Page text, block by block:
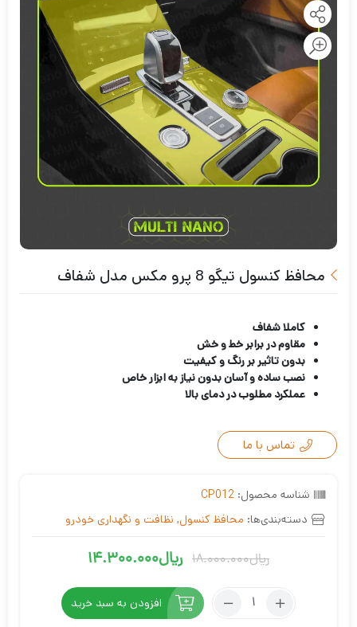
محافظ کنسول تیگو 8 پرو مکس مدل شفاف
کاملا شفاف
مقاوم در برابر خط و خش
بدون تاثیر بر رنگ و کیفیت
نصب ساده و آسان بدون نیاز به ابزار خاص
عملکرد مطلوب در دمای بالا
تماس با ما
شناسه محصول: CP012
دسته‌بندی‌ها: محافظ کنسول, نظافت و نگهداری خودرو
ریال18.000.000
قیمت
اصلی
ریال18.000.000
ریال14.300.000قیمت
فعلی
ریال14.300.000
تعداد:
افزودن به سبد خرید